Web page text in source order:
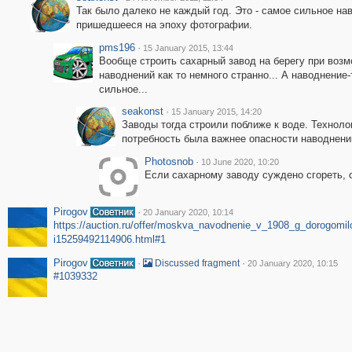
Так было далеко не каждый год. Это - самое сильное
пришедшееся на эпоху фотографии.
pms196 · 15 January 2015, 13:44
Вообще строить сахарный завод на берегу при
наводнений как то немного странно... А наводнение-
сильное...
seakonst · 15 January 2015, 14:20
Заводы тогда строили поближе к воде.
потребность была важнее опасности
Photosnob · 10 June 2020, 10:20
Если сахарному заводу суждено сгореть,
Pirogov · 20 January 2020, 10:14
https://auction.ru/offer/
i15259492114906.html#1
Pirogov
· Discussed fragment · 20 January 2020, 10:15
#1039332